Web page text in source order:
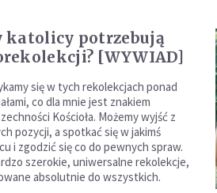
katolicy potrzebują
[WYWIAD]
się w tych rekolekcjach ponad
co dla mnie jest znakiem
Kościoła. Możemy wyjść z
pozycji, a spotkać się w jakimś
i zgodzić się co do pewnych spraw.
szerokie, uniwersalne rekolekcje,
absolutnie do wszystkich.